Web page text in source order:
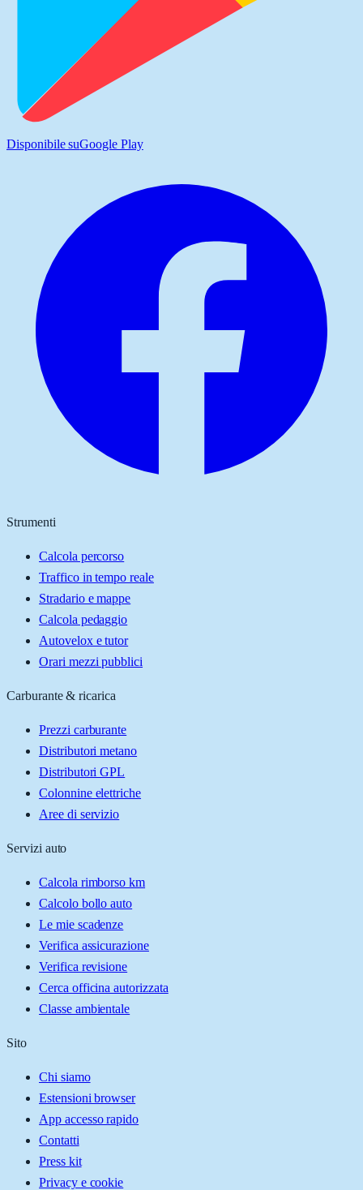
Disponibile suGoogle Play
Strumenti
Calcola percorso
Traffico in tempo reale
Stradario e mappe
Calcola pedaggio
Autovelox e tutor
Orari mezzi pubblici
Carburante & ricarica
Prezzi carburante
Distributori metano
Distributori GPL
Colonnine elettriche
Aree di servizio
Servizi auto
Calcola rimborso km
Calcolo bollo auto
Le mie scadenze
Verifica assicurazione
Verifica revisione
Cerca officina autorizzata
Classe ambientale
Sito
Chi siamo
Estensioni browser
App accesso rapido
Contatti
Press kit
Privacy e cookie